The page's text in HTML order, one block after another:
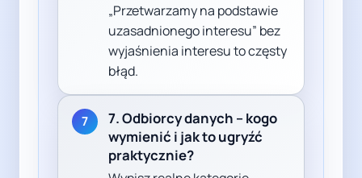
„Przetwarzamy na podstawie
uzasadnionego interesu” bez
wyjaśnienia interesu to częsty
błąd.
7
7. Odbiorcy danych – kogo
wymienić i jak to ugryźć
praktycznie?